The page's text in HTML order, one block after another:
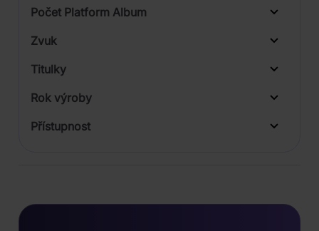
Počet Platform Album
Zvuk
Titulky
Rok výroby
Přístupnost